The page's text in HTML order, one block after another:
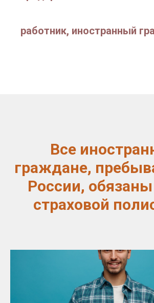
работник, иностранный
Все
граждане,
России,
страховой